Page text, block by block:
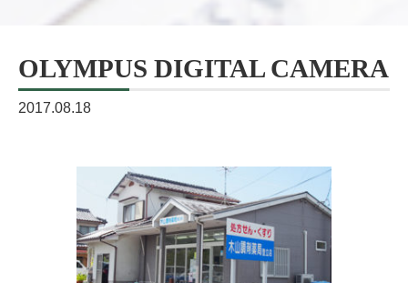
OLYMPUS DIGITAL CAMERA
2017.08.18